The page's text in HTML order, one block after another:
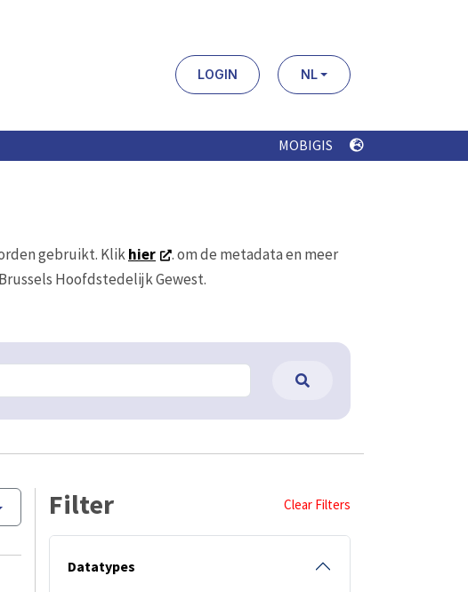
LOGIN NL
MOBIGIS
gebruikt. Klikhier
. om de metadata en meer
Hoofdstedelijk Gewest.
Filter Clear Filters
Datatypes